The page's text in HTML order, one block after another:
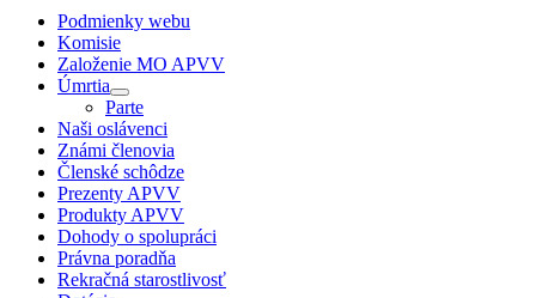
Podmienky webu
Komisie
Založenie MO APVV
Úmrtia
Parte
Naši oslávenci
Známi členovia
Členské schôdze
Prezenty APVV
Produkty APVV
Dohody o spolupráci
Právna poradňa
Rekračná starostlivosť